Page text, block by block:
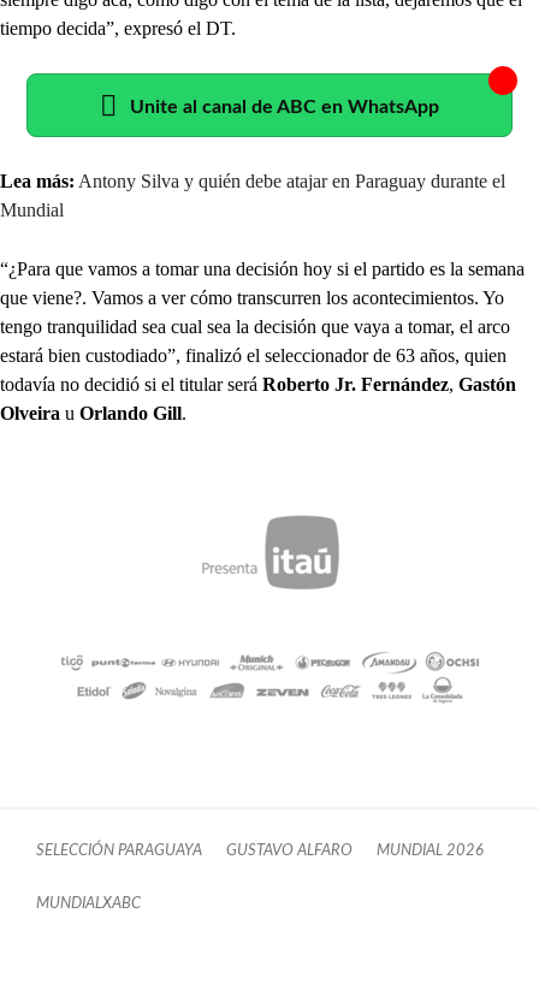
tiempo decida”, expresó el DT.
Unite al canal de ABC en WhatsApp
Lea más: Antony Silva y quién debe atajar en Paraguay durante el
Mundial
“¿Para que vamos a tomar una decisión hoy si el partido es la semana
que viene?. Vamos a ver cómo transcurren los acontecimientos. Yo
tengo tranquilidad sea cual sea la decisión que vaya a tomar, el arco
estará bien custodiado”, finalizó el seleccionador de 63 años, quien
todavía no decidió si el titular será Roberto Jr. Fernández, Gastón
Olveira u Orlando Gill.
SELECCIÓN PARAGUAYA GUSTAVO ALFARO MUNDIAL 2026
MUNDIALXABC